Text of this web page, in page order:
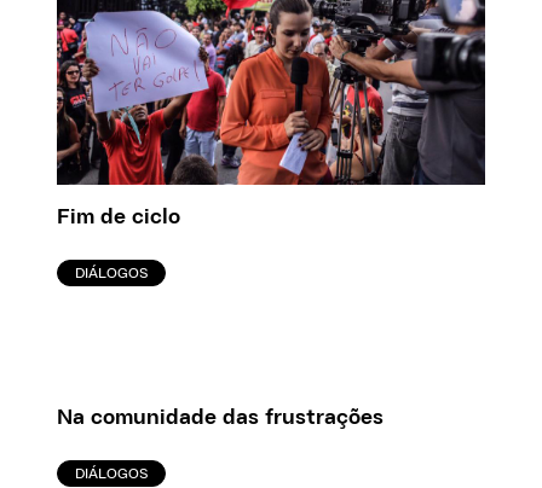
Fim de ciclo
DIÁLOGOS
Na comunidade das frustrações
DIÁLOGOS